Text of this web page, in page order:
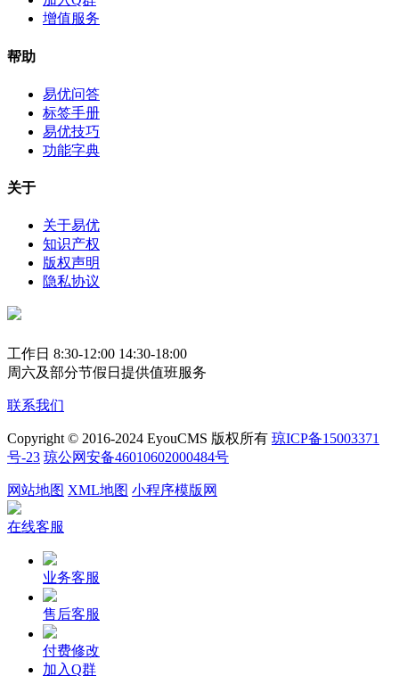
增值服务
帮助
易优问答
标签手册
易优技巧
功能字典
关于
关于易优
知识产权
版权声明
隐私协议
工作日 8:30-12:00 14:30-18:00
周六及部分节假日提供值班服务
联系我们
Copyright © 2016-2024 EyouCMS 版权所有 琼ICP备15003371
号-23 琼公网安备46010602000484号
网站地图 XML地图 小程序模版网
在线客服
业务客服
售后客服
付费修改
加入Q群